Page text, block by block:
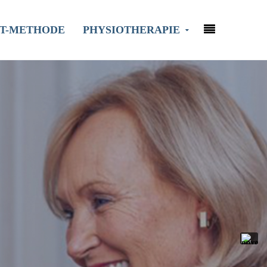
METHODE PHYSIOTHERAPIE